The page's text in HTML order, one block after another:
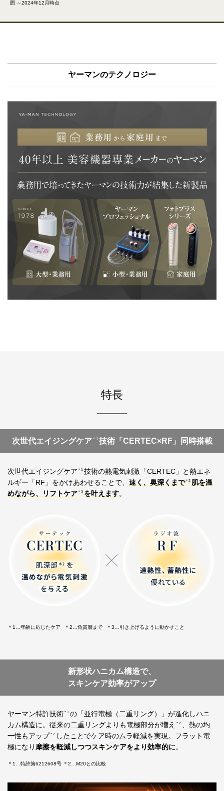
囲 ～2024年12月時点
ヤーマンのテクノロジー
特長
次世代エイジングケア＊1 技術「CERTEC×RF」同時搭載
次世代エイジングケア ＊1 技術の熱電気刺激「CERTEC」と熱エネ
ルギー「RF」をかけあわせることで、 速く、奥深くまで ＊2 肌を温
めながら、リフトケア ＊3 を叶えます。
＊1…年齢に応じたケア ＊2…角質層まで ＊3…引き上げるように動かすこと
新形状ハニカム構造で、
スキンケア効率がアップ
ヤーマン特許技術 ＊1 の「並行電極（二重リング）」が進化しハニ
カム構造に。従来の二重リングよりも電極部分が増え
＊2
、熱の均
一性もアップ＊2
したことでケア時のムラ軽減を実現。フラット電
極になり 摩擦を軽減しつつスキンケアをより効率的に。
＊1…特許第6212608号 ＊2…M20との比較